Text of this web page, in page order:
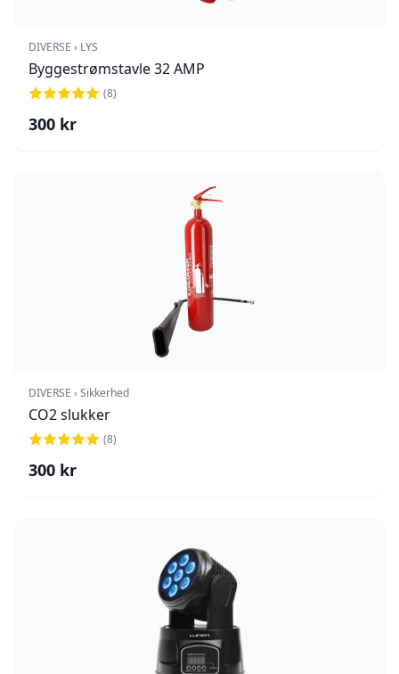
DIVERSE › LYS
Byggestrømstavle 32 AMP
(8)
300 kr
DIVERSE › Sikkerhed
CO2 slukker
(8)
300 kr